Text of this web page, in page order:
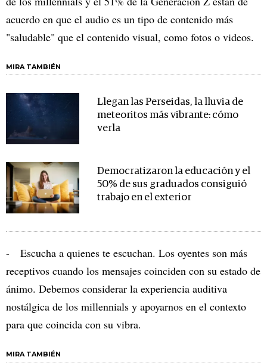
acuerdo en que el audio es un tipo de contenido más
"saludable" que el contenido visual, como fotos o videos.
MIRA TAMBIÉN
Llegan las Perseidas, la lluvia de
meteoritos más vibrante: cómo
verla
Democratizaron la educación y el
50% de sus graduados consiguió
trabajo en el exterior
- Escucha a quienes te escuchan. Los oyentes son más
receptivos cuando los mensajes coinciden con su estado de
ánimo. Debemos considerar la experiencia auditiva
nostálgica de los millennials y apoyarnos en el contexto
para que coincida con su vibra.
MIRA TAMBIÉN